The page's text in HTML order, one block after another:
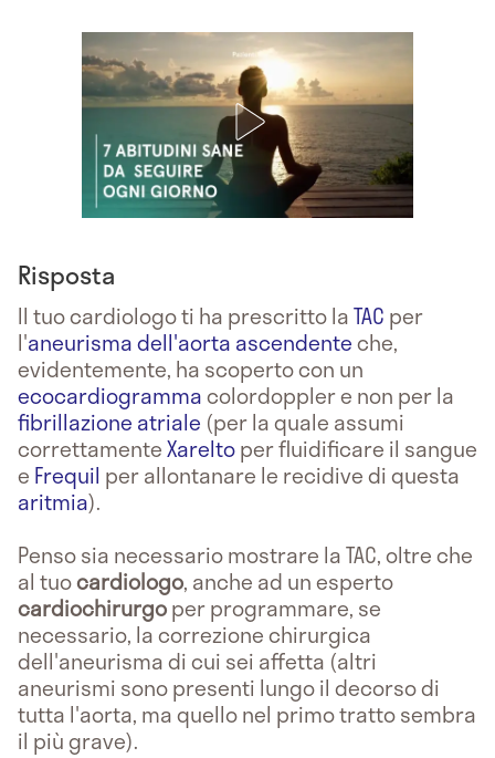
Risposta
Il tuo cardiologo ti ha prescritto laTAC per
l'aneurisma dell'aorta ascendenteche,
evidentemente, ha scoperto con un
ecocardiogrammacolordoppler e non per la
fibrillazione atriale (per la quale assumi
correttamenteXareltoper fluidificare il sangue
e Frequil per allontanare le recidive di questa
aritmia).
Penso sia necessario mostrare la TAC, oltre che
al tuocardiologo, anche ad un esperto
cardiochirurgoper programmare, se
necessario, la correzione chirurgica
dell'aneurisma di cui sei affetta (altri
aneurismi sono presenti lungo il decorso di
tutta l'aorta, ma quello nel primo tratto sembra
il più grave).